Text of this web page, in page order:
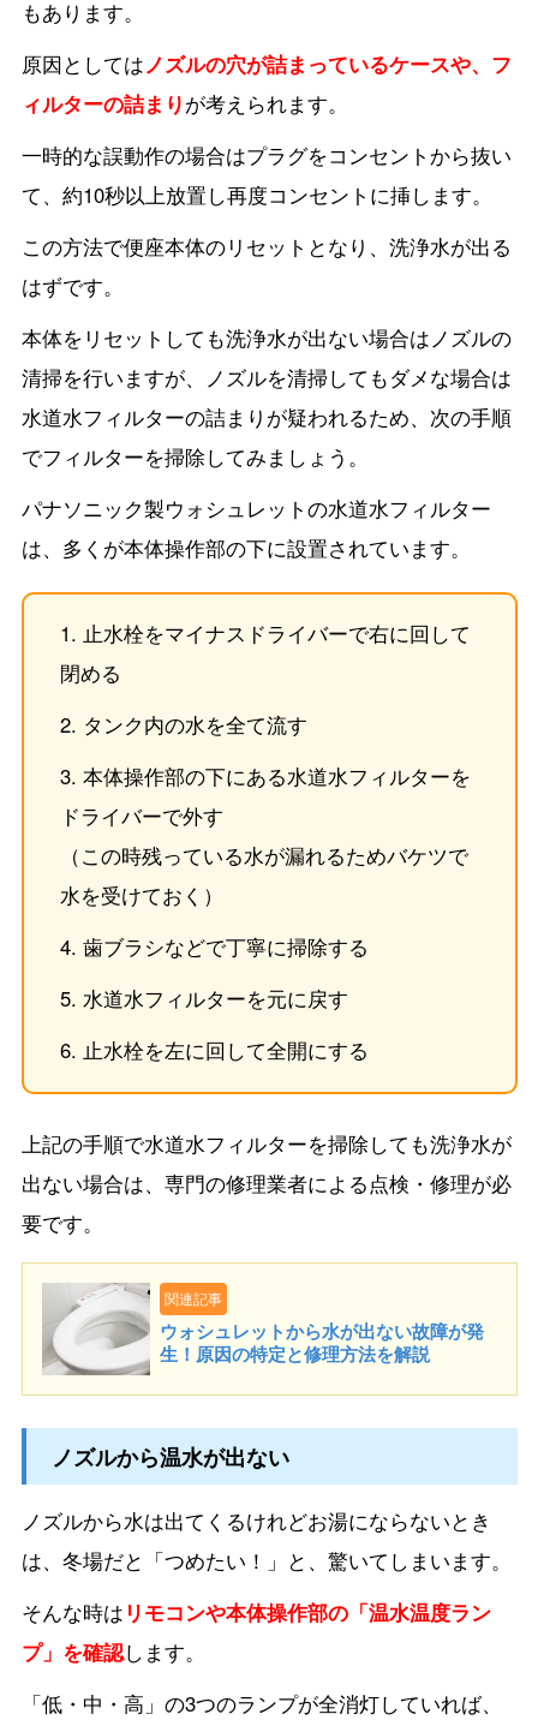
もあります。
原因としてはノズルの穴が詰まっているケースや、フ
ィルターの詰まりが考えられます。
一時的な誤動作の場合はプラグをコンセントから抜い
て、約10秒以上放置し再度コンセントに挿します。
この方法で便座本体のリセットとなり、洗浄水が出る
はずです。
本体をリセットしても洗浄水が出ない場合はノズルの
清掃を行いますが、ノズルを清掃してもダメな場合は
水道水フィルターの詰まりが疑われるため、次の手順
でフィルターを掃除してみましょう。
パナソニック製ウォシュレットの水道水フィルター
は、多くが本体操作部の下に設置されています。
止水栓をマイナスドライバーで右に回して
閉める
タンク内の水を全て流す
本体操作部の下にある水道水フィルターを
ドライバーで外す
（この時残っている水が漏れるためバケツで
水を受けておく）
歯ブラシなどで丁寧に掃除する
水道水フィルターを元に戻す
止水栓を左に回して全開にする
上記の手順で水道水フィルターを掃除しても洗浄水が
出ない場合は、専門の修理業者による点検・修理が必
要です。
関連記事
ウォシュレットから水が出ない故障が発
生！原因の特定と修理方法を解説
ノズルから温水が出ない
ノズルから水は出てくるけれどお湯にならないとき
は、冬場だと「つめたい！」と、驚いてしまいます。
そんな時は リモコンや本体操作部の「温水温度ラン
プ」を確認します。
「低・中・高」の3つのランプが全消灯していれば、